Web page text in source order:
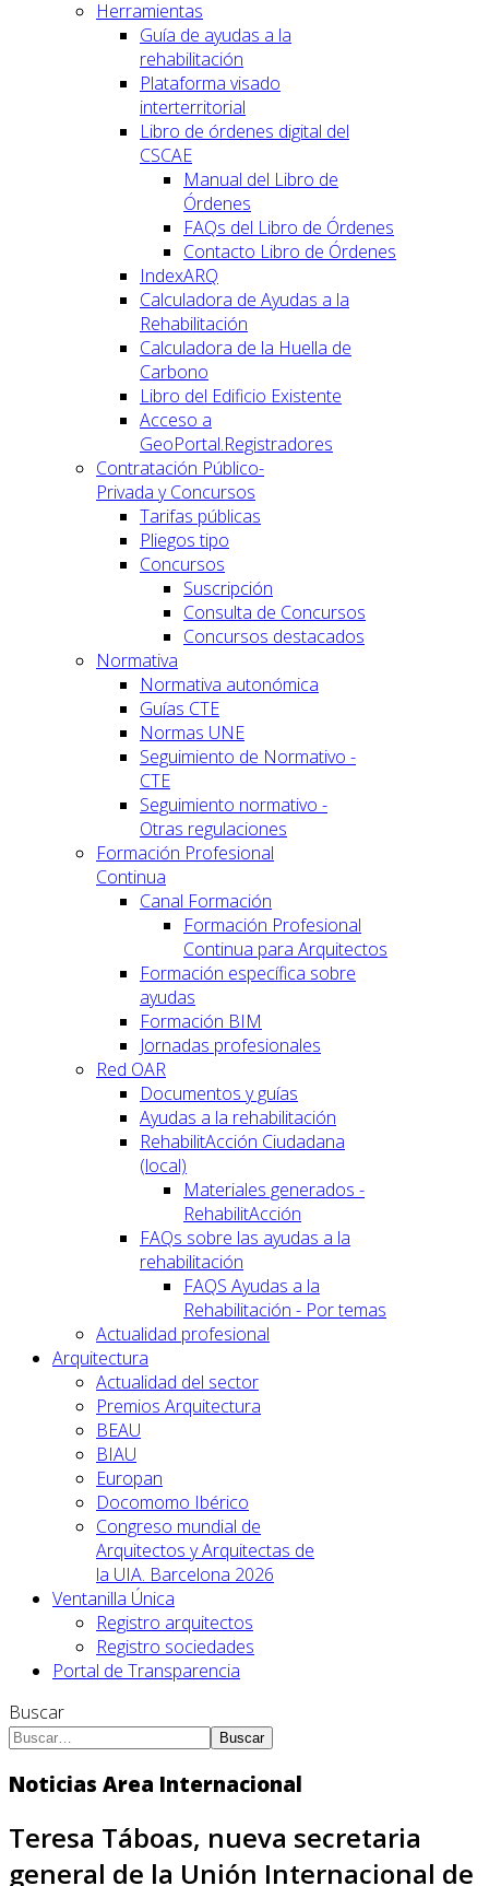
Herramientas
Guía de ayudas a la
rehabilitación
Plataforma visado
interterritorial
Libro de órdenes digital del
CSCAE
Manual del Libro de
Órdenes
FAQs del Libro de Órdenes
Contacto Libro de Órdenes
IndexARQ
Calculadora de Ayudas a la
Rehabilitación
Calculadora de la Huella de
Carbono
Libro del Edificio Existente
Acceso a
GeoPortal.Registradores
Contratación Público-
Privada y Concursos
Tarifas públicas
Pliegos tipo
Concursos
Suscripción
Consulta de Concursos
Concursos destacados
Normativa
Normativa autonómica
Guías CTE
Normas UNE
Seguimiento de Normativo -
CTE
Seguimiento normativo -
Otras regulaciones
Formación Profesional
Continua
Canal Formación
Formación Profesional
Continua para Arquitectos
Formación específica sobre
ayudas
Formación BIM
Jornadas profesionales
Red OAR
Documentos y guías
Ayudas a la rehabilitación
RehabilitAcción Ciudadana
(local)
Materiales generados -
RehabilitAcción
FAQs sobre las ayudas a la
rehabilitación
FAQS Ayudas a la
Rehabilitación - Por temas
Actualidad profesional
Arquitectura
Actualidad del sector
Premios Arquitectura
BEAU
BIAU
Europan
Docomomo Ibérico
Congreso mundial de
Arquitectos y Arquitectas de
la UIA. Barcelona 2026
Ventanilla Única
Registro arquitectos
Registro sociedades
Portal de Transparencia
Buscar
Buscar
Noticias Area Internacional
Teresa Táboas, nueva secretaria
general de la Unión Internacional de